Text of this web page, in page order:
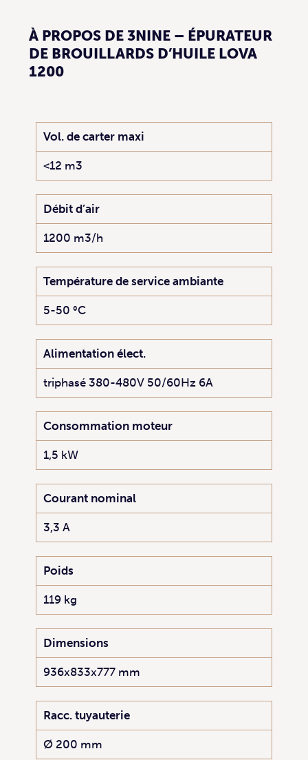
À PROPOS DE 3NINE – ÉPURATEUR
DE BROUILLARDS D’HUILE LOVA
1200
Vol. de carter maxi
<12 m3
Débit d’air
1200 m3/h
Température de service ambiante
5-50 °C
Alimentation élect.
triphasé 380-480V 50/60Hz 6A
Consommation moteur
1,5 kW
Courant nominal
3,3 A
Poids
119 kg
Dimensions
936x833x777 mm
Racc. tuyauterie
Ø 200 mm